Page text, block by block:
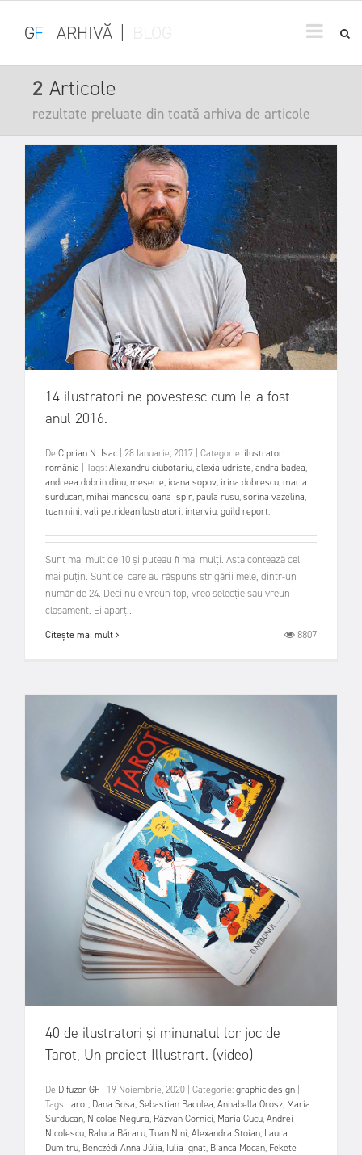
GF ARHIVĂ
2 Articole
rezultate preluate din toată arhiva de articole
14 ilustratori ne povestesc cum le-a fost
anul 2016.
De Ciprian N. Isac 28 Ianuarie, 2017 Categorie: ilustratori
românia
Tags:Alexandru ciubotariu,alexia udriste,andra badea,
andreea dobrin dinu,meserie, ioana sopov, irina dobrescu,maria
surducan,mihai manescu,oana ispir,paula rusu,sorina vazelina,
tuan nini,vali petrideanilustratori, interviu,guild report,
Sunt mai mult de 10 și puteau fi mai mulți. Asta contează cel
mai puțin. Sunt cei care au răspuns strigării mele, dintr-un
număr de 24. Deci nu e vreun top, vreo selecție sau vreun
clasament. Ei aparț...
Citește mai mult 8807
40 de ilustratori și minunatul lor joc de
Tarot, Un proiect Illustrart. (video)
De Difuzor GF 19 Noiembrie, 2020 Categorie:graphic design
Tags:tarot, Dana Sosa,Sebastian Baculea,Annabella Orosz, Maria
Surducan, Nicolae Negura, Răzvan Cornici, Maria Cucu,Andrei
Nicolescu, Raluca Băraru,Tuan Nini,Alexandra Stoian, Laura
Dumitru, Benczédi Anna Júlia, Iulia Ignat, Bianca Mocan, Fekete